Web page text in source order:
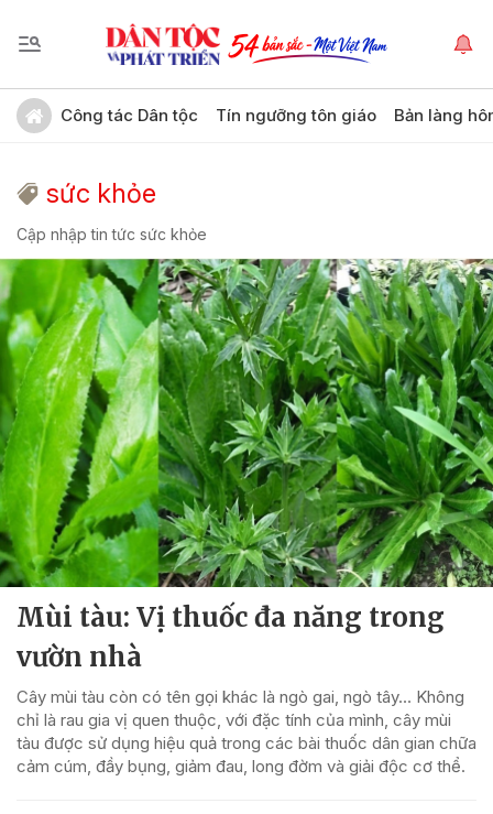
Công tác Dân tộc Tín ngưỡng tôn giáo Bản làng
sức khỏe
Cập nhập tin tức sức khỏe
Mùi tàu: Vị thuốc đa năng trong
vườn nhà
Cây mùi tàu còn có tên gọi khác là ngò gai, ngò tây… Không
chỉ là rau gia vị quen thuộc, với đặc tính của mình, cây mùi
tàu được sử dụng hiệu quả trong các bài thuốc dân gian chữa
cảm cúm, đầy bụng, giảm đau, long đờm và giải độc cơ thể.